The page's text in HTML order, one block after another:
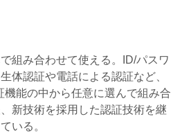
組み合わせて使える。ID/パスワ
体認証や電話による認証など、
機能の中から任意に選んで組み合
新技術を採用した認証技術を継
いる。